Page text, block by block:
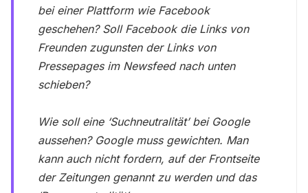
bei einer Plattform wie Facebook
geschehen? Soll Facebook die Links von
Freunden zugunsten der Links von
Pressepages im Newsfeed nach unten
schieben?
Wie soll eine ‘Suchneutralität’ bei Google
aussehen? Google muss gewichten. Man
kann auch nicht fordern, auf der Frontseite
der Zeitungen genannt zu werden und das